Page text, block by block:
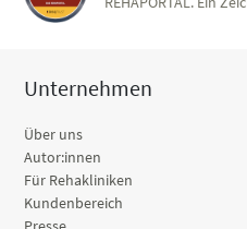
Unternehmen
Über uns
Autor:innen
Für Rehakliniken
Kundenbereich